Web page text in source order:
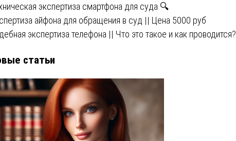
экспертиза смартфона для суда 🔍
айфона для обращения в суд || Цена 5000 руб
экспертиза телефона || Что это такое и как проводится?
статьи